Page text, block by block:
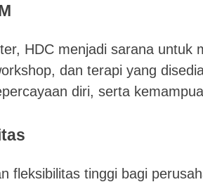
HDC menjadi sarana untuk
dan terapi yang
diri, serta
fleksibilitas tinggi bagi